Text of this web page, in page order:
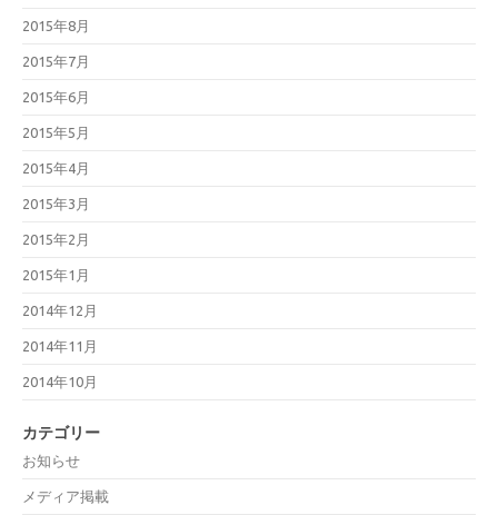
2015年8月
2015年7月
2015年6月
2015年5月
2015年4月
2015年3月
2015年2月
2015年1月
2014年12月
2014年11月
2014年10月
カテゴリー
お知らせ
メディア掲載